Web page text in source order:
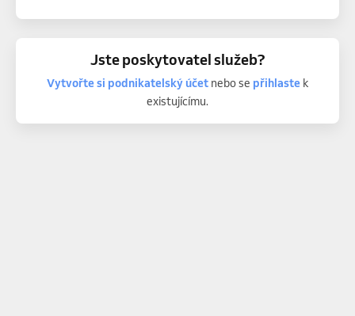
Jste poskytovatel služeb?
Vytvořte si podnikatelský účetnebo se přihlastek
existujícímu.